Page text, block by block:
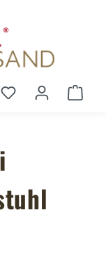
Du hast 0